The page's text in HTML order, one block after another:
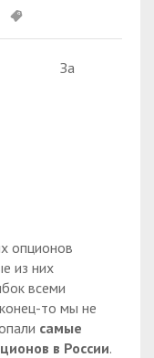
За
опционов
из них
всеми
то мы не
самые
в России.